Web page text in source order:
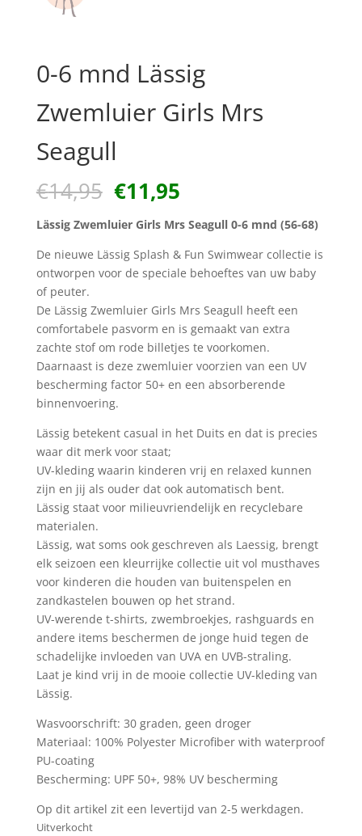
0-6 mnd Lässig
Zwemluier Girls Mrs
Seagull
€14,95 Oorspronkelijke
prijs
was:
€14,95.
€11,95Huidige
is:
€11,95.
Lässig Zwemluier Girls Mrs Seagull 0-6 mnd (56-68)
De nieuwe Lässig Splash & Fun Swimwear collectie is
ontworpen voor de speciale behoeftes van uw baby
of peuter.
De Lässig Zwemluier Girls Mrs Seagull heeft een
comfortabele pasvorm en is gemaakt van extra
zachte stof om rode billetjes te voorkomen.
Daarnaast is deze zwemluier voorzien van een UV
bescherming factor 50+ en een absorberende
binnenvoering.
Lässig betekent casual in het Duits en dat is precies
waar dit merk voor staat;
UV-kleding waarin kinderen vrij en relaxed kunnen
zijn en jij als ouder dat ook automatisch bent.
Lässig staat voor milieuvriendelijk en recyclebare
materialen.
Lässig, wat soms ook geschreven als Laessig, brengt
elk seizoen een kleurrijke collectie uit vol musthaves
voor kinderen die houden van buitenspelen en
zandkastelen bouwen op het strand.
UV-werende t-shirts, zwembroekjes, rashguards en
andere items beschermen de jonge huid tegen de
schadelijke invloeden van UVA en UVB-straling.
Laat je kind vrij in de mooie collectie UV-kleding van
Lässig.
Wasvoorschrift: 30 graden, geen droger
Materiaal: 100% Polyester Microfiber with waterproof
PU-coating
Bescherming: UPF 50+, 98% UV bescherming
Op dit artikel zit een levertijd van 2-5 werkdagen.
Uitverkocht